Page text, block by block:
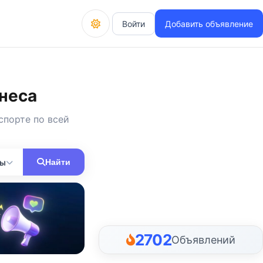
Войти Добавить объявление
по всей
Найти
2702Объявлений